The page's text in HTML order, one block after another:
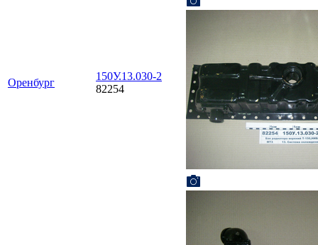
Оренбург
150У.13.030-2
82254